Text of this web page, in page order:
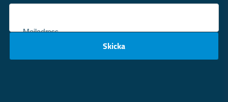
Mejladress
Skicka